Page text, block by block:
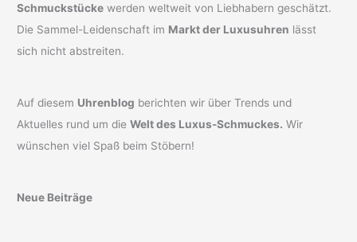
Schmuckstücke werden weltweit von Liebhabern geschätzt.
Die Sammel-Leidenschaft im Markt der Luxusuhren lässt
sich nicht abstreiten.
Auf diesem Uhrenblog berichten wir über Trends und
Aktuelles rund um dieWelt des Luxus-Schmuckes. Wir
wünschen viel Spaß beim Stöbern!
Neue Beiträge